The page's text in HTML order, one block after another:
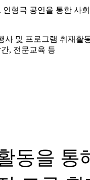
인형극 공연을 통한 사
사 및 프로그램 취재활
, 전문교육 등
동을 통